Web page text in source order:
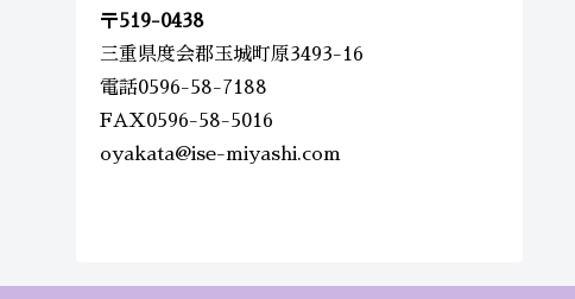
〒519-0438
三重県度会郡玉城町原3493-16
電話0596-58-7188
FAX0596-58-5016
oyakata@ise-miyashi.com